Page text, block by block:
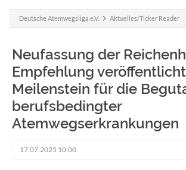
Deutsche Atemwegsliga e.V. Aktuelles/Ticker Reader
Neufassung der
Empfehlung
Meilenstein für die
berufsbedingter
Atemwegserkrankungen
17.07.2025 10:00